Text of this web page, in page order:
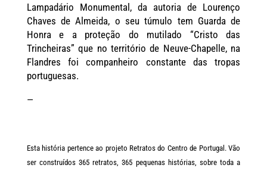
Lampadário Monumental, da autoria de Lourenço
Chaves de Almeida, o seu túmulo tem Guarda de
Honra e a proteção do mutilado “Cristo das
Trincheiras” que no território de Neuve-Chapelle, na
Flandres foi companheiro constante das tropas
portuguesas.
—
Esta história pertence ao projeto Retratos do Centro de Portugal. Vão
ser construídos 365 retratos, 365 pequenas histórias, sobre toda a